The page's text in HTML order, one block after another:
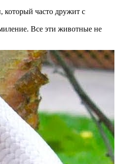
часто дружит с
Все эти животные не